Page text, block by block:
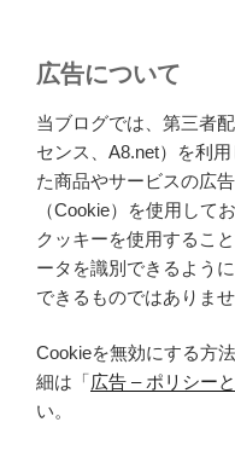
広告について
当ブログでは、第三者
センス、A8.net）を利
た商品やサービスの広
（Cookie）を使用して
クッキーを使用するこ
ータを識別できるよう
できるものではありませ
Cookieを無効にする方
細は「広告 – ポリシー
い。